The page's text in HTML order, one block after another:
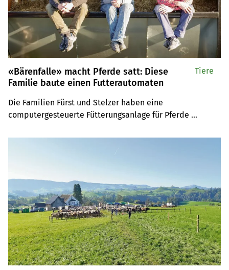
«Bärenfalle» macht Pferde satt: Diese
Familie baute einen Futterautomaten
Die Familien Fürst und Stelzer haben eine
computergesteuerte Fütterungsanlage für Pferde
gewährleistet werden kann. Damit gewinnen sie den
Tiere